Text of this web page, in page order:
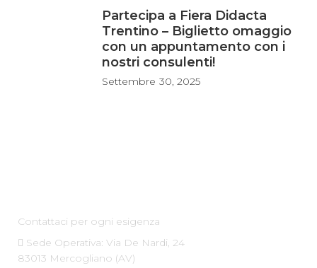
Partecipa a Fiera Didacta
Trentino – Biglietto omaggio
con un appuntamento con i
nostri consulenti!
Settembre 30, 2025
Contattaci per ogni esigenza
Sede Operativa: Via De Nardi, 24
83013 Mercogliano (AV)